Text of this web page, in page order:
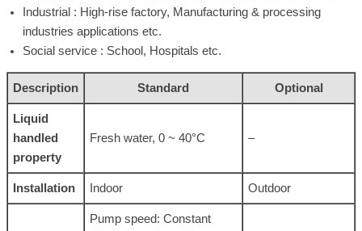
Industrial : High-rise factory, Manufacturing & processing
industries applications etc.
Social service : School, Hospitals etc.
Description Standard Optional
Liquid
handled
property
Fresh water, 0 ~ 40°C –
Installation Indoor Outdoor
Pump speed: Constant